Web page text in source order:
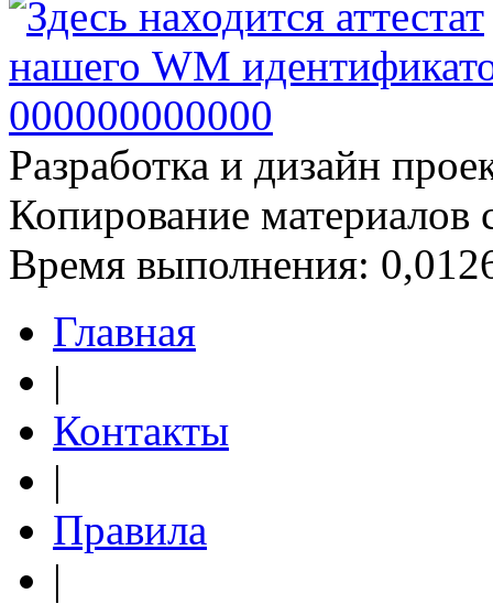
Разработка и дизайн
Копирование материалов
Время выполнения:
Главная
|
Контакты
|
Правила
|